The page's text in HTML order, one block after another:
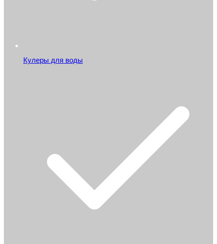
Кулеры для воды